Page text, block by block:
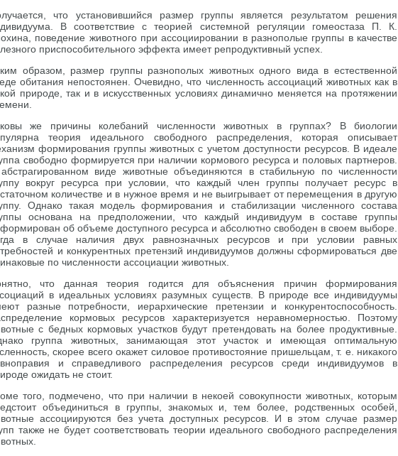
что установившийся размер группы является результатом решения
В соответствие с теорией системной регуляции гомеостаза П. К.
поведение животного при ассоциировании в разнополые группы в качестве
приспособительного эффекта имеет репродуктивный успех.
образом, размер группы разнополых животных одного вида в естественной
обитания непостоянен. Очевидно, что численность ассоциаций животных как в
природе, так и в искусственных условиях динамично меняется на протяжении
же причины колебаний численности животных в группах? В биологии
теория идеального свободного распределения, которая описывает
формирования группы животных с учетом доступности ресурсов. В идеале
свободно формируется при наличии кормового ресурса и половых партнеров.
виде животные объединяются в стабильную по численности
вокруг ресурса при условии, что каждый член группы получает ресурс в
количестве и в нужное время и не выигрывает от перемещения в другую
Однако такая модель формирования и стабилизации численного состава
основана на предположении, что каждый индивидуум в составе группы
об объеме доступного ресурса и абсолютно свободен в своем выборе.
в случае наличия двух равнозначных ресурсов и при условии равных
и конкурентных претензий индивидуумов должны сформироваться две
по численности ассоциации животных.
что данная теория годится для объяснения причин формирования
в идеальных условиях разумных существ. В природе все индивидуумы
разные потребности, иерархические претензии и конкурентоспособность.
кормовых ресурсов характеризуется неравномерностью. Поэтому
с бедных кормовых участков будут претендовать на более продуктивные.
группа животных, занимающая этот участок и имеющая оптимальную
скорее всего окажет силовое противостояние пришельцам, т. е. никакого
и справедливого распределения ресурсов среди индивидуумов в
ожидать не стоит.
того, подмечено, что при наличии в некоей совокупности животных, которым
объединиться в группы, знакомых и, тем более, родственных особей,
ассоциируются без учета доступных ресурсов. И в этом случае размер
также не будет соответствовать теории идеального свободного распределения